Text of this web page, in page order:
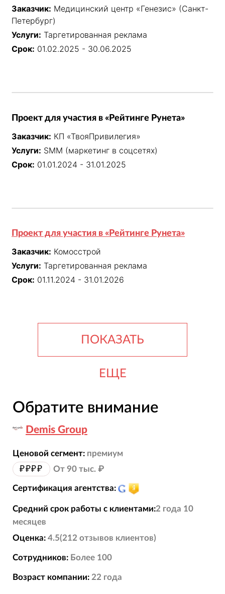
Заказчик: Медицинский центр «Генезис» (Санкт-
Петербург)
Услуги: Таргетированная реклама
Срок: 01.02.2025 - 30.06.2025
Проект для участия в «Рейтинге Рунета»
Заказчик: КП «ТвояПривилегия»
Услуги: SMM (маркетинг в соцсетях)
Срок: 01.01.2024 - 31.01.2025
Проект для участия в «Рейтинге Рунета»
Заказчик: Комосстрой
Услуги: Таргетированная реклама
Срок: 01.11.2024 - 31.01.2026
ПОКАЗАТЬ
ЕЩЕ
Обратите внимание
Demis Group
Ценовой сегмент: премиум
₽₽₽₽ От 90 тыс. ₽
Сертификация агентства:
Средний срок работы с клиентами:2 года 10
месяцев
Оценка: 4.5(212 отзывов клиентов)
Сотрудников: Более 100
Возраст компании: 22 года